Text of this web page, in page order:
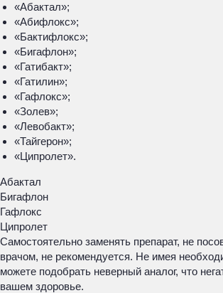
«Абактал»;
«Абифлокс»;
«Бактифлокс»;
«Бигафлон»;
«Гатибакт»;
«Гатилин»;
«Гафлокс»;
«Золев»;
«Левобакт»;
«Тайгерон»;
«Ципролет».
Абактал
Бигафлон
Гафлокс
Ципролет
Самостоятельно заменять препарат, не
врачом, не рекомендуется. Не имея
можете подобрать неверный аналог, что
вашем здоровье.